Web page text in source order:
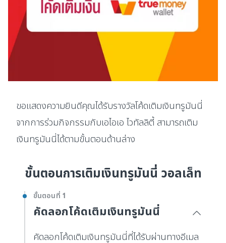
ขอแสดงความยินดีคุณได้รับรางวัลโค้ดเติมเงินทรูมันนี่
จากการร่วมกิจกรรมกับเอไอเอ ไวทัลลิตี้ สามารถเติม
เงินทรูมันนี่ได้ตามขั้นตอนด้านล่าง
ขั้นตอนการเติมเงินทรูมันนี่ วอลเล็ท
ขั้นตอนที่ 1
คัดลอกโค้ดเติมเงินทรูมันนี่
คัดลอกโค้ดเติมเงินทรูมันนี่ที่ได้รับผ่านทางอีเมล